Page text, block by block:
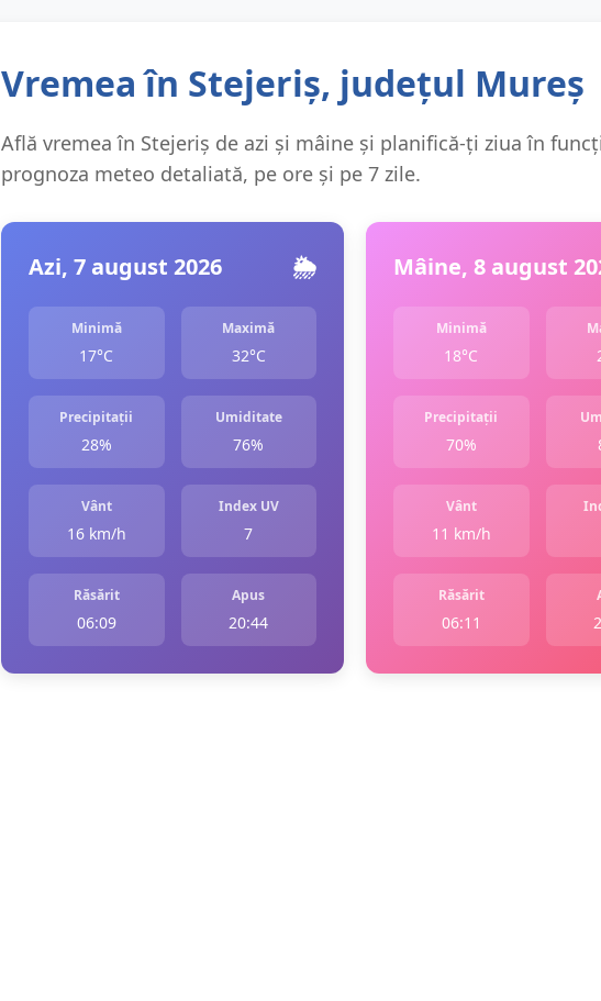
Vremea în Stejeriș, județul Mureș
Află vremea în Stejeriș de azi și mâine și planifică-ți ziua în
prognoza meteo detaliată, pe ore și pe 7 zile.
Azi, 7 august 2026 🌦️
Minimă
17°C
Maximă
32°C
Precipitații
28%
Umiditate
76%
Vânt
16 km/h
Index UV
7
Răsărit
06:09
Apus
20:44
Mâine, 8 august
Minimă
18°C
Precipitații
70%
Vânt
11 km/h
Răsărit
06:11